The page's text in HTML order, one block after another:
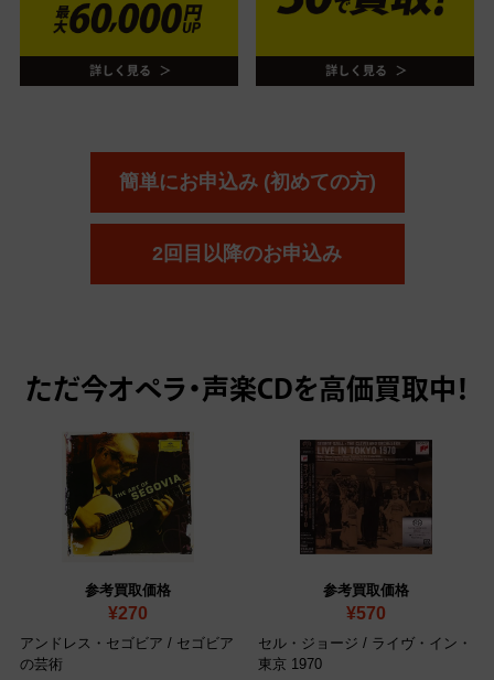
簡単にお申込み (初めての方)
2回目以降のお申込み
ただ今オペラ・声楽CDを高価買取中！
参考買取価格
¥270
アンドレス・セゴビア / セゴビア
の芸術
参考買取価格
¥570
セル・ジョージ / ライヴ・イン・
東京 1970